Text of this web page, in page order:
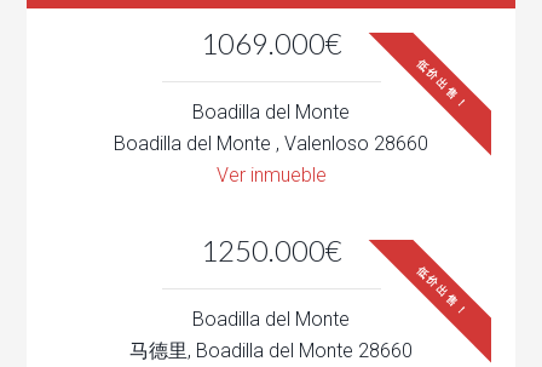
1069.000€
低价出售！
Boadilla del Monte
Boadilla del Monte , Valenloso 28660
Ver inmueble
1250.000€
低价出售！
Boadilla del Monte
马德里, Boadilla del Monte 28660